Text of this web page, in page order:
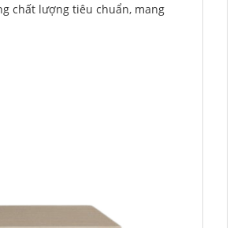
chất lượng tiêu chuẩn, mang